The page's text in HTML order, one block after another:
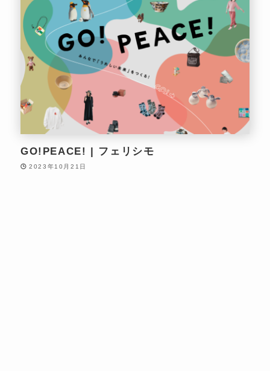
GO!PEACE! | フェリシモ
2023年10月21日